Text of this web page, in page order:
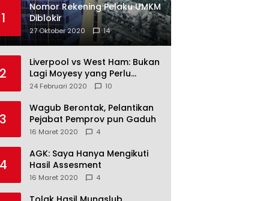
1
Nomor Rekening Pelaku UMKM
Diblokir
27 Oktober 2020 14
2
Liverpool vs West Ham: Bukan
Lagi Moyesy yang Perlu
Ditakuti
24 Februari 2020 10
3
Wagub Berontak, Pelantikan
Pejabat Pemprov pun Gaduh
16 Maret 2020 4
4
AGK: Saya Hanya Mengikuti
Hasil Assesment
16 Maret 2020 4